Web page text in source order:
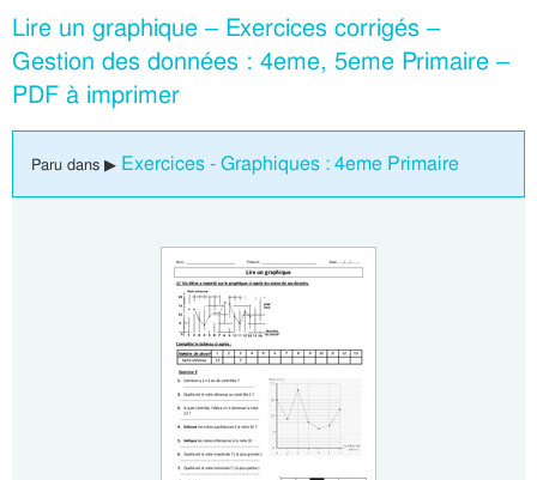
Lire un graphique – Exercices corrigés –
Gestion des données : 4eme, 5eme Primaire –
PDF à imprimer
Paru dans ▶ Exercices - Graphiques : 4eme Primaire